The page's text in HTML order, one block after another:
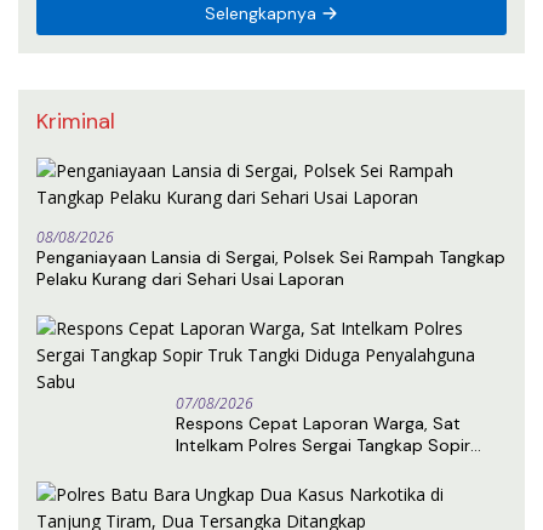
Selengkapnya
Kriminal
08/08/2026
Penganiayaan Lansia di Sergai, Polsek Sei Rampah Tangkap
Pelaku Kurang dari Sehari Usai Laporan
07/08/2026
Respons Cepat Laporan Warga, Sat
Intelkam Polres Sergai Tangkap Sopir